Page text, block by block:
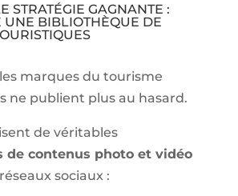
STRATÉGIE GAGNANTE :
UNE BIBLIOTHÈQUE DE
marques du tourisme
ne publient plus au hasard.
de véritables
de contenus photo et vidéo
sociaux :